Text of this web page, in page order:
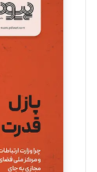
مینا
یسنا
تحریریه